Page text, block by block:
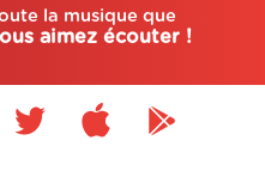
la musique que
aimez écouter !